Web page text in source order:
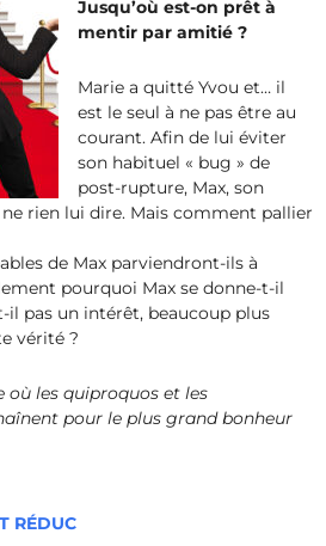
Jusqu’où est-on prêt à
mentir par amitié ?
Marie a quitté Yvou et… il
est le seul à ne pas être au
courant. Afin de lui éviter
son habituel « bug » de
post-rupture, Max, son
rien lui dire. Mais comment pallier
de Max parviendront-ils à
pourquoi Max se donne-t-il
il pas un intérêt, beaucoup plus
vérité ?
les quiproquos et les
pour le plus grand bonheur
RÉDUC